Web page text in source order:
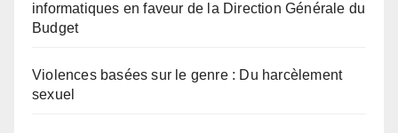
informatiques en faveur de la Direction Générale du
Budget
Violences basées sur le genre : Du harcèlement
sexuel